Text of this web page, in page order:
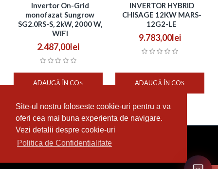
Site-ul nostru foloseste cookie-uri pentru a va
oferi cea mai buna experienta de navigare.
Vezi detalii despre cookie-uri
Politica de Confidentialitate
Invertor On-Grid
monofazat Sungrow
SG2.0RS-S, 2kW, 2000 W,
WiFi
2.487,00lei
ADAUGĂ ÎN COŞ
INVERTOR HYBRID
CHISAGE 12KW MARS-
12G2-LE
9.783,00lei
ADAUGĂ ÎN COŞ
Afişare 1 - 2 din 2 (1 pagini)
Realizat cu de Servicii Website